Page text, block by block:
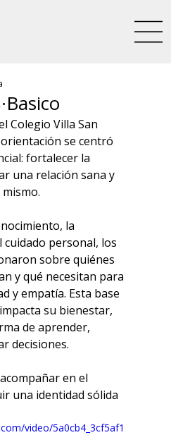
Colegio Villa San
se centró
fortalecer la
una relación sana y
la
personal, los
sobre quiénes
y qué necesitan para
y empatía. Esta base
su bienestar,
de aprender,
decisiones.
en el
una identidad sólida
video/5a0cb4_3cf5af1